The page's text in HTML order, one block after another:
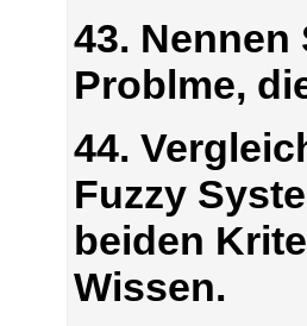
43.
Problme,
44.
Fuzzy
beiden
Wissen.